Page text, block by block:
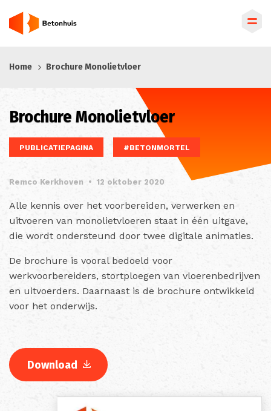
en
inhoud
Home Brochure Monolietvloer
Brochure Monolietvloer
PUBLICATIEPAGINA #BETONMORTEL
Remco Kerkhoven • 12 oktober 2020
Alle kennis over het voorbereiden, verwerken en
uitvoeren van monolietvloeren staat in één uitgave,
die wordt ondersteund door twee digitale animaties.
De brochure is vooral bedoeld voor
werkvoorbereiders, stortploegen van vloerenbedrijven
en uitvoerders. Daarnaast is de brochure ontwikkeld
voor het onderwijs.
Download